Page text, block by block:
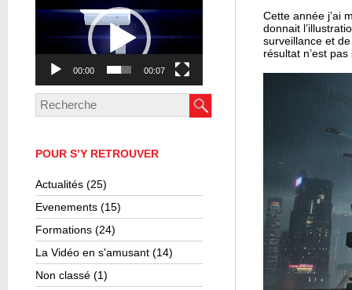
vidéo
00:00 00:07
POUR S’Y RETROUVER
Actualités (25)
Evenements (15)
Formations (24)
La Vidéo en s'amusant (14)
Non classé (1)
Cette année j’ai
donnait
surveillance et
résultat n’est pas